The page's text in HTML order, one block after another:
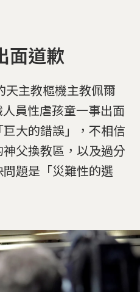
面道歉
天主教樞機主教佩爾
員性虐孩童一事出面
大的錯誤」，不相信
父換教區，以及過分
題是「災難性的選